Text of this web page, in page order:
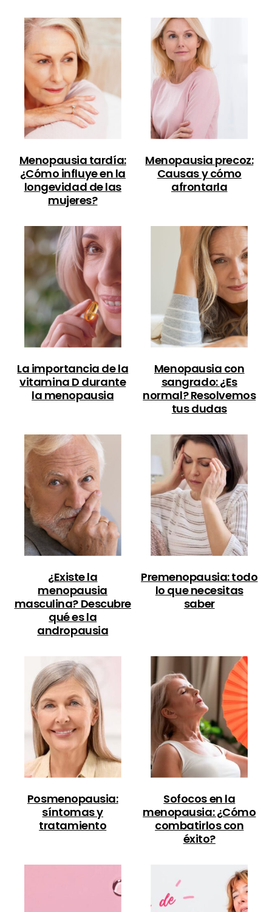
Menopausia tardía:
¿Cómo influye en la
longevidad de las
mujeres?
Menopausia precoz:
Causas y cómo
afrontarla
La importancia de la
vitamina D durante
la menopausia
Menopausia con
sangrado: ¿Es
normal? Resolvemos
tus dudas
¿Existe la
menopausia
masculina? Descubre
qué es la
andropausia
Premenopausia: todo
lo que necesitas
saber
Posmenopausia:
síntomas y
tratamiento
Sofocos en la
menopausia: ¿Cómo
combatirlos con
éxito?